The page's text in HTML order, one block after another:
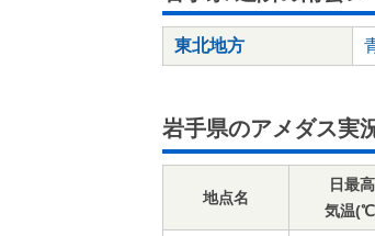
東北地方
岩手県のアメダス実
地点名
日最高
気温